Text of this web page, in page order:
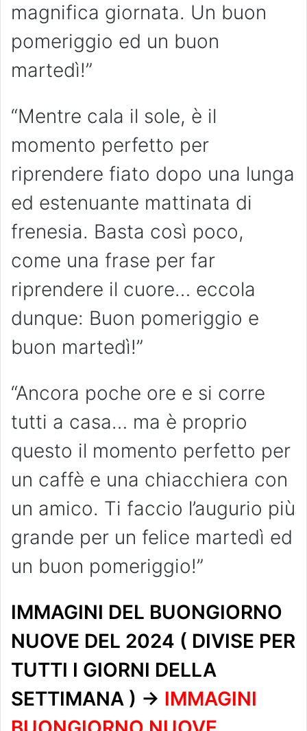
magnifica giornata. Un buon
pomeriggio ed un buon
martedì!”
“Mentre cala il sole, è il
momento perfetto per
riprendere fiato dopo una lunga
ed estenuante mattinata di
frenesia. Basta così poco,
come una frase per far
riprendere il cuore… eccola
dunque: Buon pomeriggio e
buon martedì!”
“Ancora poche ore e si corre
tutti a casa… ma è proprio
questo il momento perfetto per
un caffè e una chiacchiera con
un amico. Ti faccio l’augurio più
grande per un felice martedì ed
un buon pomeriggio!”
IMMAGINI DEL BUONGIORNO
NUOVE DEL 2024 ( DIVISE PER
TUTTI I GIORNI DELLA
SETTIMANA ) -> IMMAGINI